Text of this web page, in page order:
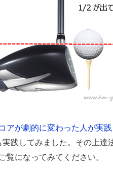
アが劇的に変わった人が実
実践してみました。その上達
覧になってみてください。